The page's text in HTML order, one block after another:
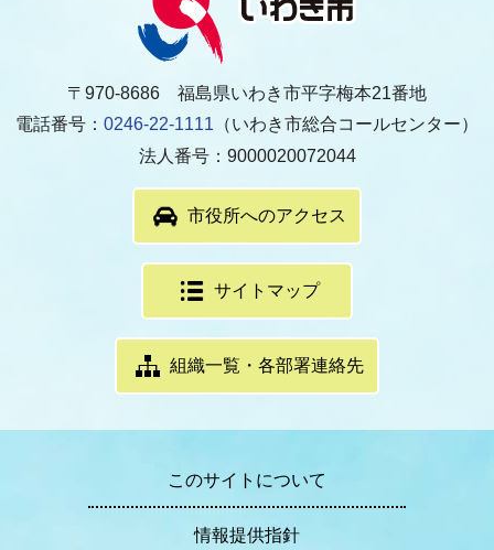
〒970-8686 福島県いわき市平字梅本21番地
電話番号： 0246-22-1111 （いわき市総合コールセンター）
法人番号：9000020072044
市役所へのアクセス
サイトマップ
組織一覧・各部署連絡先
このサイトについて
情報提供指針